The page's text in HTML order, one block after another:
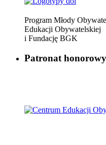
Program Młody
Edukacji Obywatelskiej
i Fundację BGK
Patronat